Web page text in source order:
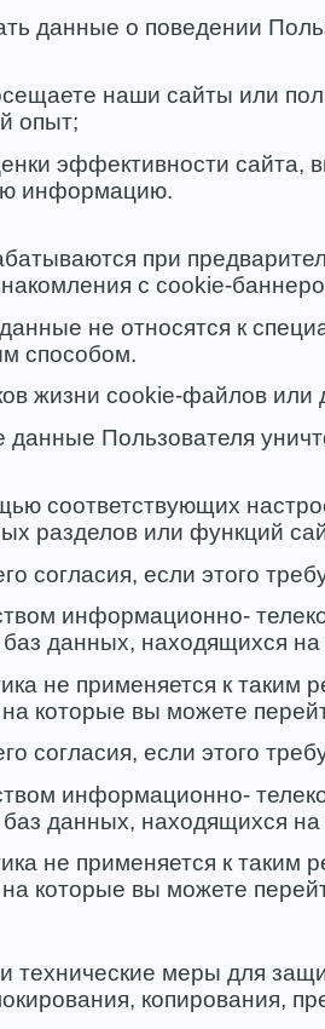
данные о поведении
наши сайты или
опыт;
эффективности сайта,
информацию.
при
с cookie-
не относятся к
способом.
жизни cookie-файлов или
Пользователя
соответствующих
разделов или функций
если этого
информационно-
данных, находящихся
не применяется к таким
которые вы можете
если этого
информационно-
данных, находящихся
не применяется к таким
которые вы можете
меры для
копирования,